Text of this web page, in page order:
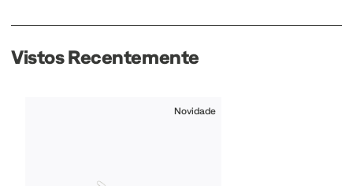
Vistos Recentemente
Novidade